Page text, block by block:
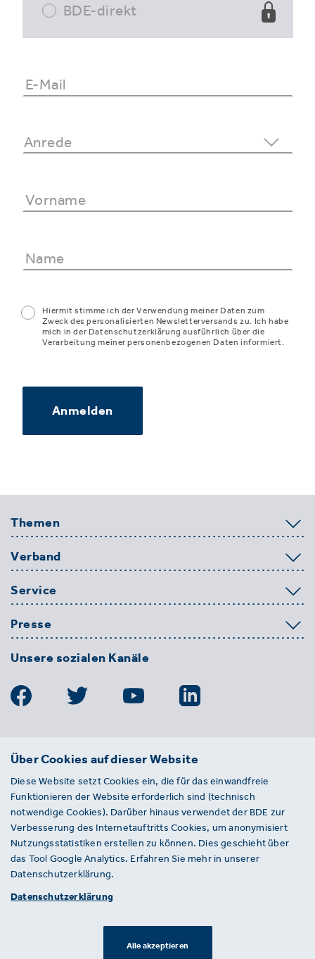
BDE-direkt
Hiermit stimme ich der Verwendung meiner Daten zum
Zweck des personalisierten Newsletterversands zu. Ich habe
mich in der Datenschutzerklärung ausführlich über die
Verarbeitung meiner personenbezogenen Daten informiert.
Anmelden
Themen
Verband
Service
Presse
Unsere sozialen Kanäle
BDE
Entsorgungs-, Wasser- und
Kreislaufwirtschaft e. V.
Von-der-Heydt-Straße 2
D 10785 Berlin
Sie haben einen Fehler auf unserer Website
gefunden? Ihnen ist ein defekter Link
aufgefallen? Wir freuen uns über Ihren
Über Cookies auf dieser Website
Diese Website setzt Cookies ein, die für das einwandfreie
Funktionieren der Website erforderlich sind (technisch
notwendige Cookies). Darüber hinaus verwendet der BDE zur
Verbesserung des Internetauftritts Cookies, um anonymisiert
Nutzungsstatistiken erstellen zu können. Dies geschieht über
das Tool Google Analytics. Erfahren Sie mehr in unserer
Datenschutzerklärung.
Datenschutzerklärung
Alle akzeptieren